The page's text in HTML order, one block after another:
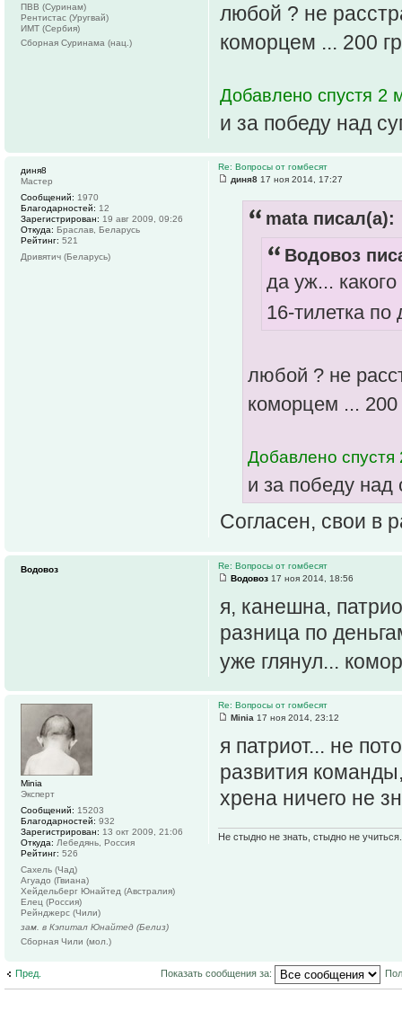
любой ? не
коморцем ... 200
Добавлено спустя 2
и за победу над
ПВВ (Суринам)
Рентистас (Уругвай)
ИМТ (Сербия)
Сборная Суринама (нац.)
Re: Вопросы от гомбесят
диня8 17 ноя 2014, 17:27
mata писал(а):
Водовоз
да уж...
16-тилетка
любой ? не
коморцем ... 200
Добавлено
и за победу
Согласен, свои в
диня8
Мастер
Сообщений: 1970
Благодарностей: 12
Зарегистрирован: 19 авг 2009, 09:26
Откуда: Браслав, Беларусь
Рейтинг: 521
Дривятич (Беларусь)
Re: Вопросы от гомбесят
Водовоз 17 ноя 2014, 18:56
я, канешна,
разница по
уже глянул...
Водовоз
Re: Вопросы от гомбесят
Minia 17 ноя 2014, 23:12
я патриот... не
развития
хрена ничего не
Не стыдно не знать, стыдно не
Minia
Эксперт
Сообщений: 15203
Благодарностей: 932
Зарегистрирован: 13 окт 2009, 21:06
Откуда: Лебедянь, Россия
Рейтинг: 526
Сахель (Чад)
Агуадо (Гвиана)
Хейдельберг Юнайтед (Австралия)
Елец (Россия)
Рейнджерс (Чили)
зам. в Кэпитал Юнайтед (Белиз)
Сборная Чили (мол.)
Пред. Показать сообщения за: